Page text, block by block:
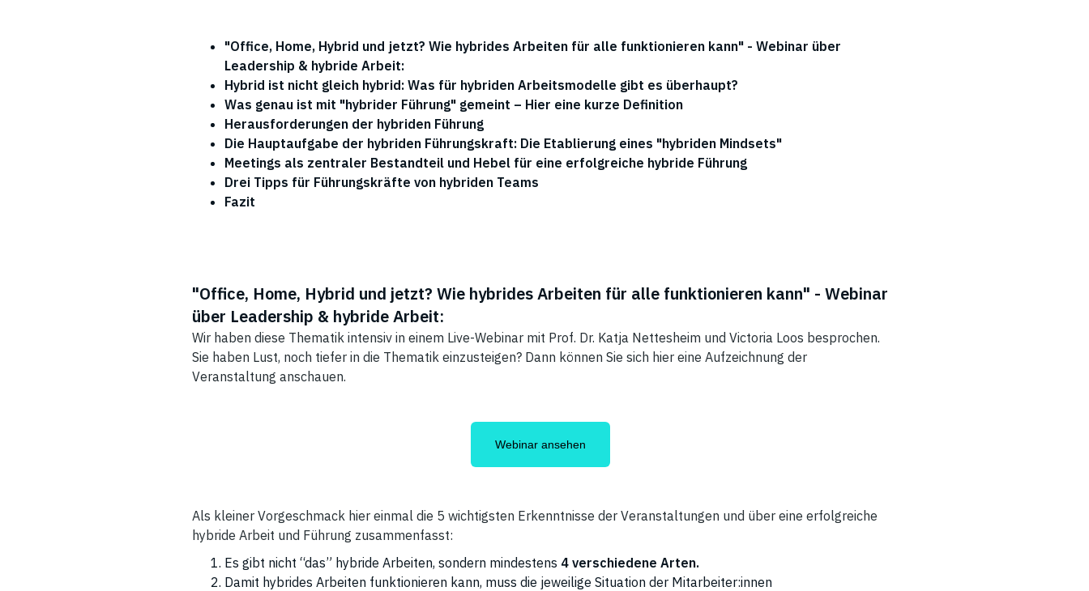
"Office, Home, Hybrid und jetzt? Wie hybrides Arbeiten für alle funktionieren kann" - Webinar über
Leadership & hybride Arbeit:
Hybrid ist nicht gleich hybrid: Was für hybriden Arbeitsmodelle gibt es überhaupt?
Was genau ist mit "hybrider Führung" gemeint – Hier eine kurze Definition
Herausforderungen der hybriden Führung
Die Hauptaufgabe der hybriden Führungskraft: Die Etablierung eines "hybriden Mindsets"
Meetings als zentraler Bestandteil und Hebel für eine erfolgreiche hybride Führung
Drei Tipps für Führungskräfte von hybriden Teams
Fazit
"Office, Home, Hybrid und jetzt? Wie hybrides Arbeiten für alle funktionieren kann" - Webinar
über Leadership & hybride Arbeit:
Wir haben diese Thematik intensiv in einem Live-Webinar mit Prof. Dr. Katja Nettesheim und Victoria Loos besprochen.
Sie haben Lust, noch tiefer in die Thematik einzusteigen? Dann können Sie sich hier eine Aufzeichnung der
Veranstaltung anschauen.
Webinar ansehen
Als kleiner Vorgeschmack hier einmal die 5 wichtigsten Erkenntnisse der Veranstaltungen und über eine erfolgreiche
hybride Arbeit und Führung zusammenfasst:
Es gibt nicht “das” hybride Arbeiten, sondern mindestens 4 verschiedene Arten.
Damit hybrides Arbeiten funktionieren kann, muss die jeweilige Situation der Mitarbeiter:innen